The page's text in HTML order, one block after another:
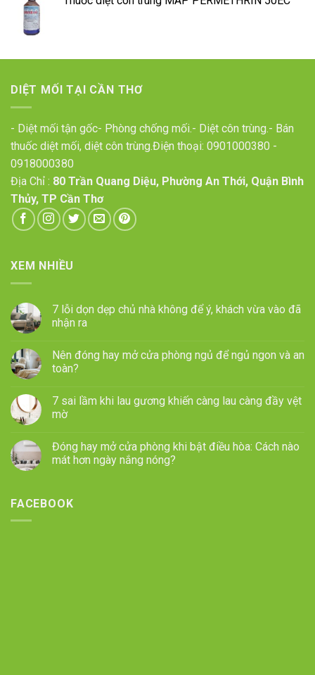
DIỆT MỐI TẠI CẦN THƠ
- Diệt mối tận gốc- Phòng chống mối.- Diệt côn trùng.- Bán
thuốc diệt mối, diệt côn trùng.Điện thoại: 0901000380 -
0918000380
Địa Chỉ : 80 Trần Quang Diệu, Phường An Thới, Quận Bình
Thủy, TP Cần Thơ
XEM NHIỀU
7 lỗi dọn dẹp chủ nhà không để ý, khách vừa vào đã
nhận ra
Nên đóng hay mở cửa phòng ngủ để ngủ ngon và an
toàn?
7 sai lầm khi lau gương khiến càng lau càng đầy vệt
mờ
Đóng hay mở cửa phòng khi bật điều hòa: Cách nào
mát hơn ngày nắng nóng?
FACEBOOK